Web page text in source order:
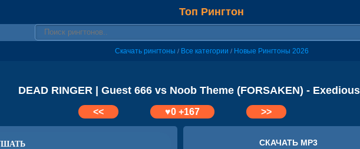
Топ Рингтон
Скачать рингтоны / Все категории / Новые Рингтоны 2026
DEAD RINGER | Guest 666 vs Noob Theme (FORSAKEN) -
<< ♥0+167 >>
СКАЧАТЬ MP3